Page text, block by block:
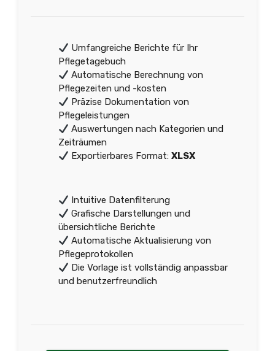
Umfangreiche Berichte für Ihr
Pflegetagebuch
Automatische Berechnung von
Pflegezeiten und -kosten
Präzise Dokumentation von
Pflegeleistungen
Auswertungen nach Kategorien und
Zeiträumen
Exportierbares Format:XLSX
Intuitive Datenfilterung
Grafische Darstellungen und
übersichtliche Berichte
Automatische Aktualisierung von
Pflegeprotokollen
Die Vorlage ist vollständig anpassbar
und benutzerfreundlich